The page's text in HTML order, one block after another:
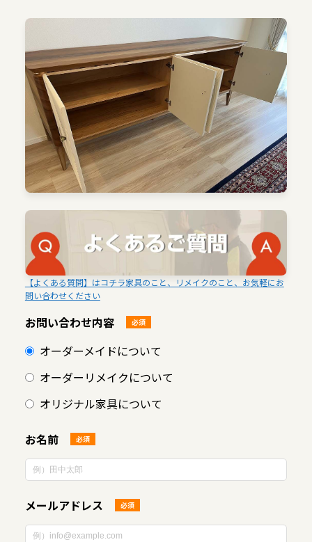
【よくある質問】はコチラ家具のこと、リメイクのこと、お気軽にお
問い合わせください
お問い合わせ内容 必須
オーダーメイドについて
オーダーリメイクについて
オリジナル家具について
お名前 必須
メールアドレス 必須